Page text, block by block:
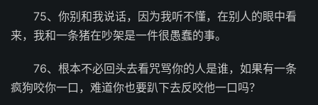
75、你别和我说话，因为我听不懂，在别人的眼中看
来，我和一条猪在吵架是一件很愚蠢的事。
76、根本不必回头去看咒骂你的人是谁，如果有一条
疯狗咬你一口，难道你也要趴下去反咬他一口吗？